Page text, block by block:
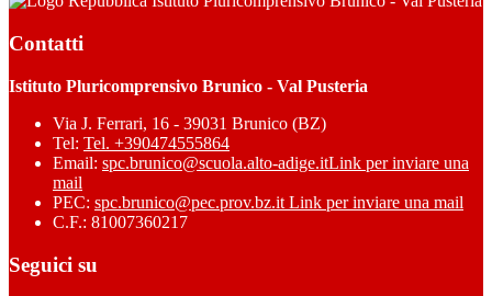
Contatti
Istituto Pluricomprensivo Brunico - Val Pusteria
Via J. Ferrari, 16 - 39031 Brunico (BZ)
Tel: Tel. +390474555864
Email: spc.brunico@scuola.alto-adige.itLink per inviare una
mail
PEC: spc.brunico@pec.prov.bz.it Link per inviare una mail
C.F.: 81007360217
Seguici su